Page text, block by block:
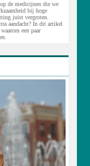
de medicijnen die we
bij hoge
juist vergroten.
aandacht? In dit artikel
een paar